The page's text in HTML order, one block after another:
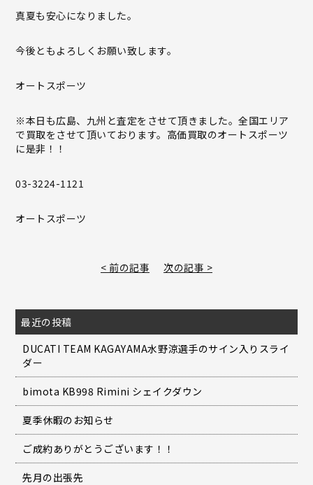
真夏も安心になりました。
今後ともよろしくお願い致します。
オートスポーツ
※本日も広島、九州と査定をさせて頂きました。全国エリア
で買取をさせて頂いております。高価買取のオートスポーツ
に是非！！
03-3224-1121
オートスポーツ
< 前の記事 次の記事 >
最近の投稿
DUCATI TEAM KAGAYAMA水野涼選手のサイン入りスライ
ダー
bimota KB998 Rimini シェイクダウン
夏季休暇のお知らせ
ご成約ありがとうございます！！
先月の出張先